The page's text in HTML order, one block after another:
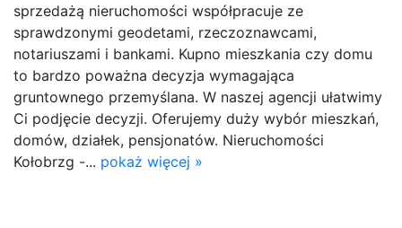
sprzedażą nieruchomości współpracuje ze
sprawdzonymi geodetami, rzeczoznawcami,
notariuszami i bankami. Kupno mieszkania czy domu
to bardzo poważna decyzja wymagająca
gruntownego przemyślana. W naszej agencji ułatwimy
Ci podjęcie decyzji. Oferujemy duży wybór mieszkań,
domów, działek, pensjonatów. Nieruchomości
Kołobrzg -... pokaż więcej »